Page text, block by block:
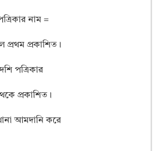
নাম =
প্রথম প্রকাশিত।
পত্রিকার
প্রকাশিত।
আমদানি করে